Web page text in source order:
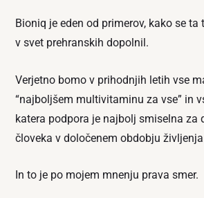
Bioniq je eden od primerov, kako se ta
v svet prehranskih dopolnil.
Verjetno bomo v prihodnjih letih vse
“najboljšem multivitaminu za vse” in
katera podpora je najbolj smiselna za
človeka v določenem obdobju
In to je po mojem mnenju prava smer.